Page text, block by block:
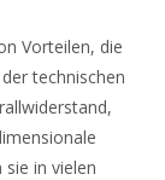
Vorteilen, die
technischen
in vielen